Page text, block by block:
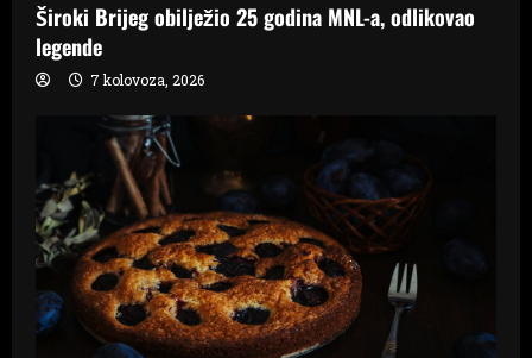
Široki Brijeg obilježio 25 godina MNL-a, odlikovao
legende
7 kolovoza, 2026